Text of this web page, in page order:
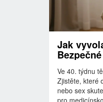
Jak
Ve 40. týdnu
Zjistěte, které
nebo sex
pro